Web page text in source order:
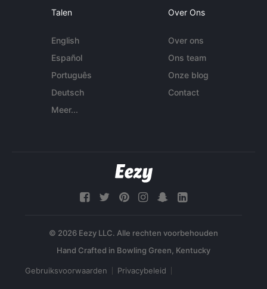
Talen
English
Español
Português
Deutsch
Meer...
Over Ons
Over ons
Ons team
Onze blog
Contact
© 2026 Eezy LLC. Alle rechten voorbehouden
Gebruiksvoorwaarden Privacybeleid